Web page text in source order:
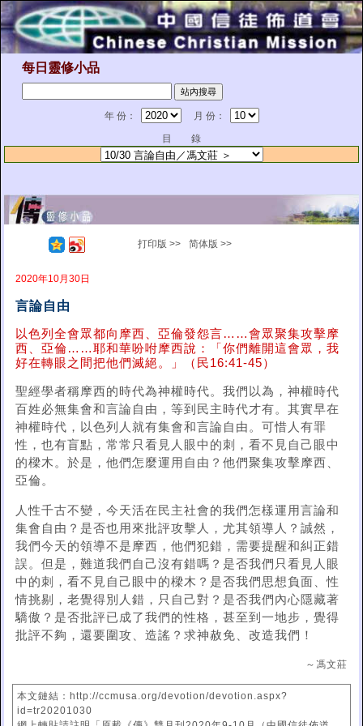
每日靈修小品
年 份：
月 份：
目 錄
打印版 >> 简体版 >>
2020年10月30日
言論自由
以色列全會眾都向摩西、亞倫發怨言……會眾聚集攻擊摩
西、亞倫……耶和華吩咐摩西說：「你們離開這會眾，我
好在轉眼之間把他們滅絕。」（民16:41-45）
聖經學者稱摩西的時代為神權時代。我們以為，神權時代
百姓必無集會和言論自由，等到民主時代才有。其實早在
神權時代，以色列人就有集會和言論自由。可惜人有罪
性，也有盲點，常常只看見人眼中的刺，看不見自己眼中
的樑木。於是，他們怎麼運用自由？他們聚集攻擊摩西、
亞倫。
人性千古不變，今天活在民主社會的我們怎樣運用言論和
集會自由？是否也用來批評攻擊人，尤其領導人？誠然，
我們今天的領導不是摩西，他們犯錯，需要提醒和糾正錯
誤。但是，難道我們自己沒有錯嗎？是否我們只看見人眼
中的刺，看不見自己眼中的樑木？是否我們思想負面、性
情挑剔，老覺得別人錯，只自己對？是否我們內心隱藏著
驕傲？是否批評已成了我們的性格，甚至到一地步，覺得
批評不夠，還要圍攻、造謠？求神赦免、改造我們！
～馮文莊
本文鏈結：http://ccmusa.org/devotion/devotion.aspx?
id=tr20201030